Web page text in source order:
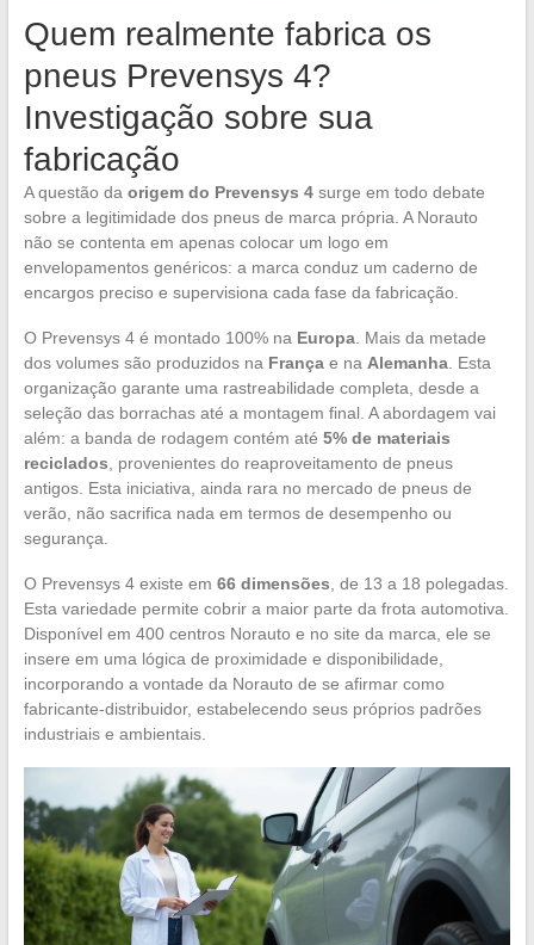
Quem realmente fabrica os
pneus Prevensys 4?
Investigação sobre sua
fabricação
A questão da origem do Prevensys 4surge em todo debate
sobre a legitimidade dos pneus de marca própria. A Norauto
não se contenta em apenas colocar um logo em
envelopamentos genéricos: a marca conduz um caderno de
encargos preciso e supervisiona cada fase da fabricação.
O Prevensys 4 é montado 100% na Europa. Mais da metade
dos volumes são produzidos na Françae na Alemanha. Esta
organização garante uma rastreabilidade completa, desde a
seleção das borrachas até a montagem final. A abordagem vai
além: a banda de rodagem contém até 5% de materiais
reciclados , provenientes do reaproveitamento de pneus
antigos. Esta iniciativa, ainda rara no mercado de pneus de
verão, não sacrifica nada em termos de desempenho ou
segurança.
O Prevensys 4 existe em 66 dimensões , de 13 a 18 polegadas.
Esta variedade permite cobrir a maior parte da frota automotiva.
Disponível em 400 centros Norauto e no site da marca, ele se
insere em uma lógica de proximidade e disponibilidade,
incorporando a vontade da Norauto de se afirmar como
fabricante-distribuidor, estabelecendo seus próprios padrões
industriais e ambientais.